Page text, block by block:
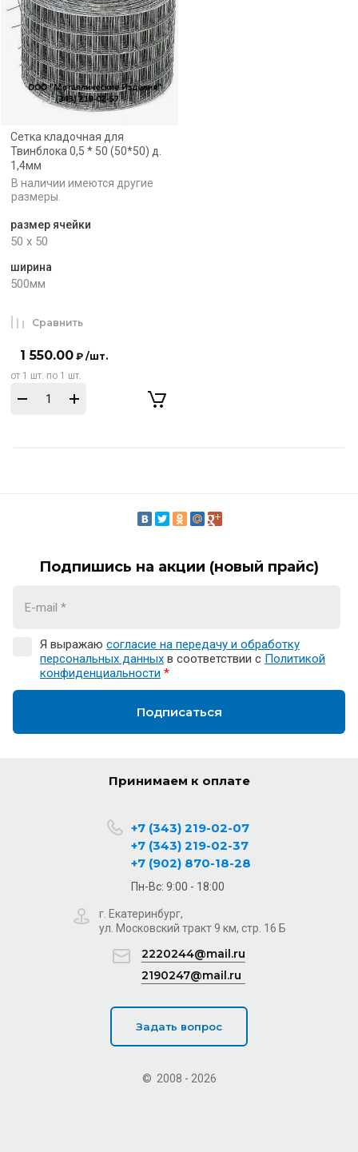
Сетка кладочная для
Твинблока 0,5 * 50 (50*50) д.
1,4мм
В наличии имеются другие
размеры.
размер ячейки
50 х 50
ширина
500мм
1 550.00 ₽ /шт.
от 1 шт. по 1 шт.
Сравнить
Подпишись на акции (новый прайс)
Я выражаю согласие на передачу и обработку
персональных данных в соответствии с Политикой
конфиденциальности *
Подписаться
Принимаем к оплате
© 2008 - 2026
+7 (343) 219-02-07
+7 (343) 219-02-37
+7 (902) 870-18-28
Пн-Вс: 9:00 - 18:00
г. Екатеринбург,
ул. Московский тракт 9 км, стр. 16 Б
2220244@mail.ru
2190247@mail.ru
Задать вопрос